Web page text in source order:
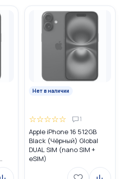
Нет в наличии
☆☆☆☆☆ 1
Apple iPhone 16 512GB
Black (Чёрный) Global
DUAL SIM (nano SIM +
eSIM)